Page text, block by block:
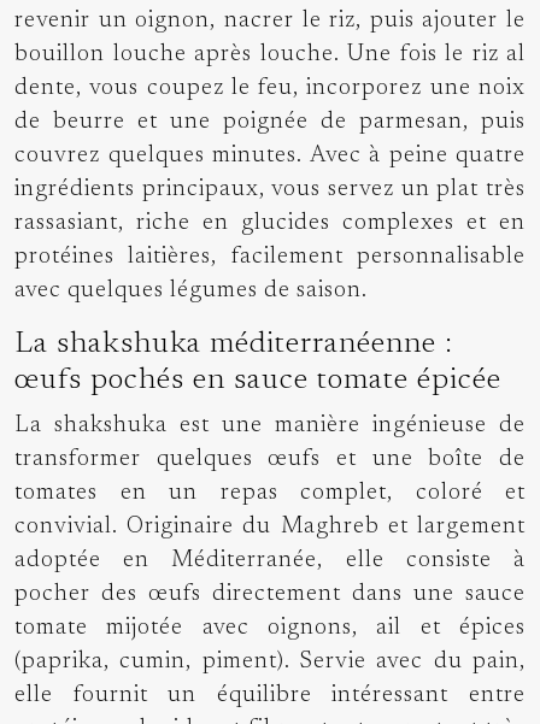
revenir un oignon, nacrer le riz, puis ajouter le
bouillon louche après louche. Une fois le riz al
dente, vous coupez le feu, incorporez une noix
de beurre et une poignée de parmesan, puis
couvrez quelques minutes. Avec à peine quatre
ingrédients principaux, vous servez un plat très
rassasiant, riche en glucides complexes et en
protéines laitières, facilement personnalisable
avec quelques légumes de saison.
La shakshuka méditerranéenne :
œufs pochés en sauce tomate épicée
La shakshuka est une manière ingénieuse de
transformer quelques œufs et une boîte de
tomates en un repas complet, coloré et
convivial. Originaire du Maghreb et largement
adoptée en Méditerranée, elle consiste à
pocher des œufs directement dans une sauce
tomate mijotée avec oignons, ail et épices
(paprika, cumin, piment). Servie avec du pain,
elle fournit un équilibre intéressant entre